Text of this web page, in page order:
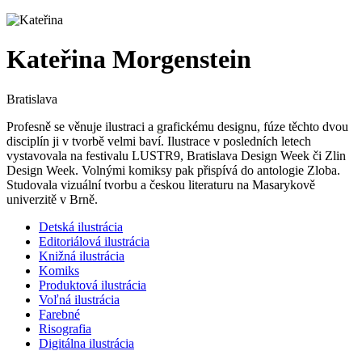
Kateřina Morgenstein
Bratislava
Profesně se věnuje ilustraci a grafickému designu, fúze těchto dvou
disciplín ji v tvorbě velmi baví. Ilustrace v posledních letech
vystavovala na festivalu LUSTR9, Bratislava Design Week či Zlin
Design Week. Volnými komiksy pak přispívá do antologie Zloba.
Studovala vizuální tvorbu a českou literaturu na Masarykově
univerzitě v Brně.
Detská ilustrácia
Editoriálová ilustrácia
Knižná ilustrácia
Komiks
Produktová ilustrácia
Voľná ilustrácia
Farebné
Risografia
Digitálna ilustrácia